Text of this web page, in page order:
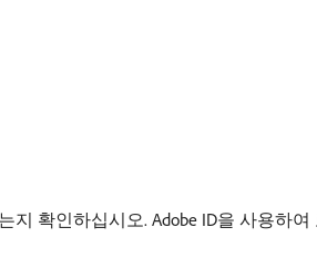
확인하십시오. Adobe ID을 사용하여